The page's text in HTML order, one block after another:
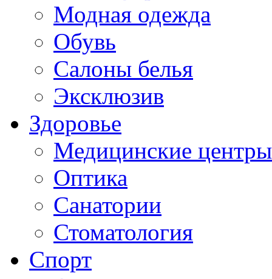
Модная одежда
Обувь
Салоны белья
Эксклюзив
Здоровье
Медицинские центры
Оптика
Санатории
Стоматология
Спорт